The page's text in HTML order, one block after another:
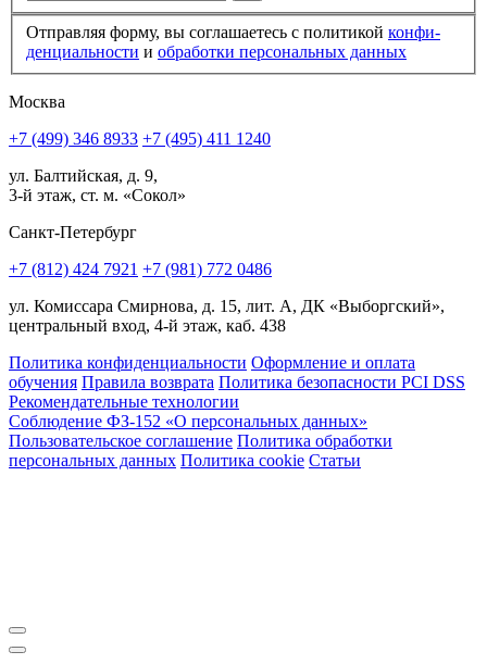
Отправляя форму, вы соглашаетесь с политикой конфи­
ден­циальности и обработки персональных данных
Москва
+7 (499) 346 8933 +7 (495) 411 1240
ул. Балтийская, д. 9,
3-й этаж, ст. м. «Сокол»
Санкт-Петербург
+7 (812) 424 7921 +7 (981) 772 0486
ул. Комиссара Смирнова, д. 15, лит. А, ДК «Выборгский»,
центральный вход, 4-й этаж, каб. 438
Политика конфиденциальности Оформление и оплата
обучения Правила возврата Политика безопасности PCI DSS
Рекомендательные технологии
Соблюдение ФЗ-152 «О персональ­ных данных»
Пользовательское соглашение Политика обработки
персональных данных Политика cookie Статьи